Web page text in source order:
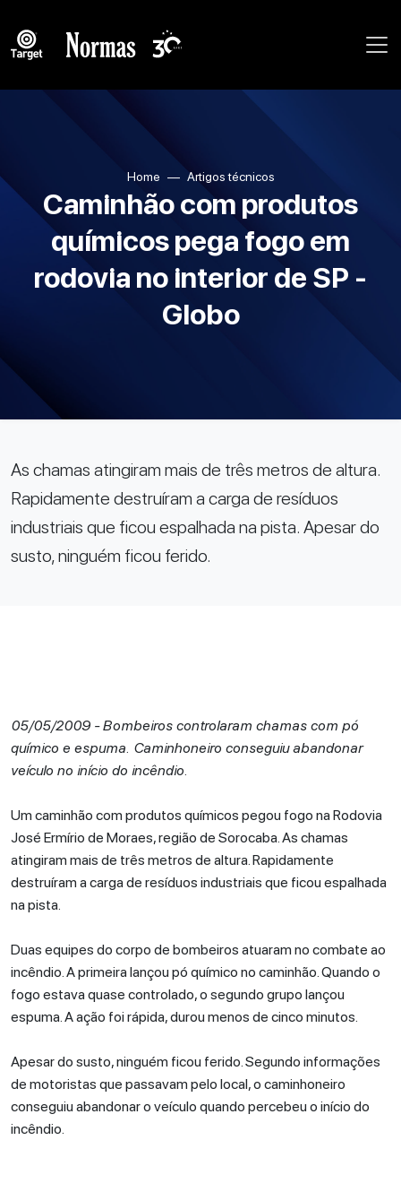
Home Artigos técnicos
Caminhão com produtos
químicos pega fogo em
rodovia no interior de SP -
Globo
As chamas atingiram mais de três metros de altura.
Rapidamente destruíram a carga de resíduos
industriais que ficou espalhada na pista. Apesar do
susto, ninguém ficou ferido.
05/05/2009 - Bombeiros controlaram chamas com pó
químico e espuma. Caminhoneiro conseguiu abandonar
veículo no início do incêndio.
Um caminhão com produtos químicos pegou fogo na Rodovia
José Ermírio de Moraes, região de Sorocaba. As chamas
atingiram mais de três metros de altura. Rapidamente
destruíram a carga de resíduos industriais que ficou espalhada
na pista.
Duas equipes do corpo de bombeiros atuaram no combate ao
incêndio. A primeira lançou pó químico no caminhão. Quando o
fogo estava quase controlado, o segundo grupo lançou
espuma. A ação foi rápida, durou menos de cinco minutos.
Apesar do susto, ninguém ficou ferido. Segundo informações
de motoristas que passavam pelo local, o caminhoneiro
conseguiu abandonar o veículo quando percebeu o início do
incêndio.